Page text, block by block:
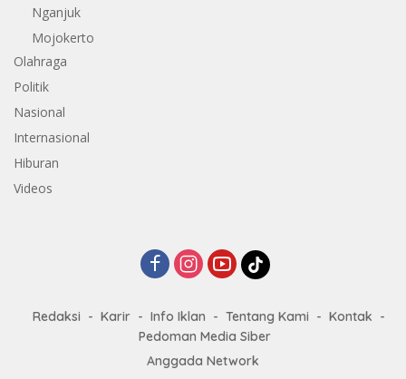
Nganjuk
Mojokerto
Olahraga
Politik
Nasional
Internasional
Hiburan
Videos
Redaksi Karir Info Iklan Tentang Kami
Kontak
Pedoman Media Siber
Anggada Network